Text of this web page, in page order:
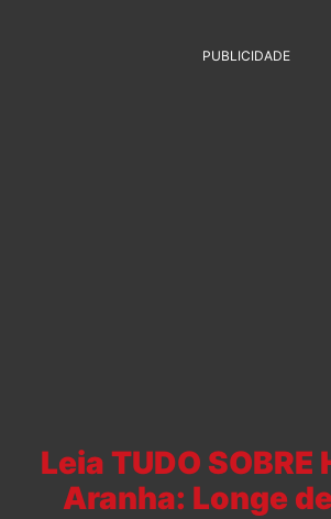
PUBLICIDADE
Leia TUDO SOBRE
Aranha: Longe